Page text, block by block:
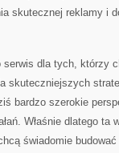
skutecznej reklamy i
serwis dla tych, którzy
skuteczniejszych
bardzo szerokie
Właśnie dlatego ta
świadomie